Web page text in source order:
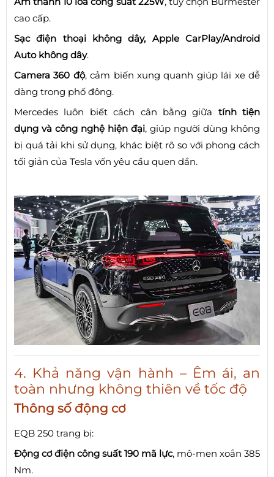
cao cấp.
Sạc điện thoại không dây, Apple CarPlay/Android
Auto không dây.
Camera 360 độ, cảm biến xung quanh giúp lái xe dễ
dàng trong phố đông.
Mercedes luôn biết cách cân bằng giữa tính tiện
dụng và công nghệ hiện đại, giúp người dùng không
bị quá tải khi sử dụng, khác biệt rõ so với phong cách
tối giản của Tesla vốn yêu cầu quen dần.
4. Khả năng vận hành – Êm ái, an
toàn nhưng không thiên về tốc độ
Thông số động cơ
EQB 250 trang bị:
Động cơ điện công suất 190 mã lực, mô-men xoắn 385
Nm.